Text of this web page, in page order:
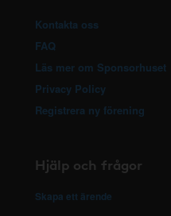
Kontakta oss
FAQ
Läs mer om Sponsorhuset
Privacy Policy
Registrera ny förening
Hjälp och frågor
Skapa ett ärende